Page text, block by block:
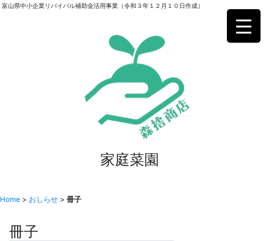
富山県中小企業リバイバル補助金活用事業（令和３年１２月１０日作成）
家庭菜園
Home > おしらせ > 冊子
冊子